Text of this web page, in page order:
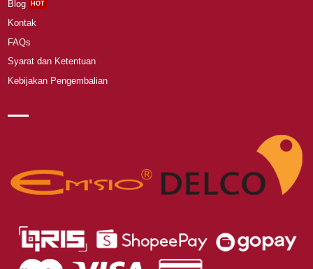
Blog
Kontak
FAQs
Syarat dan Ketentuan
Kebijakan Pengembalian